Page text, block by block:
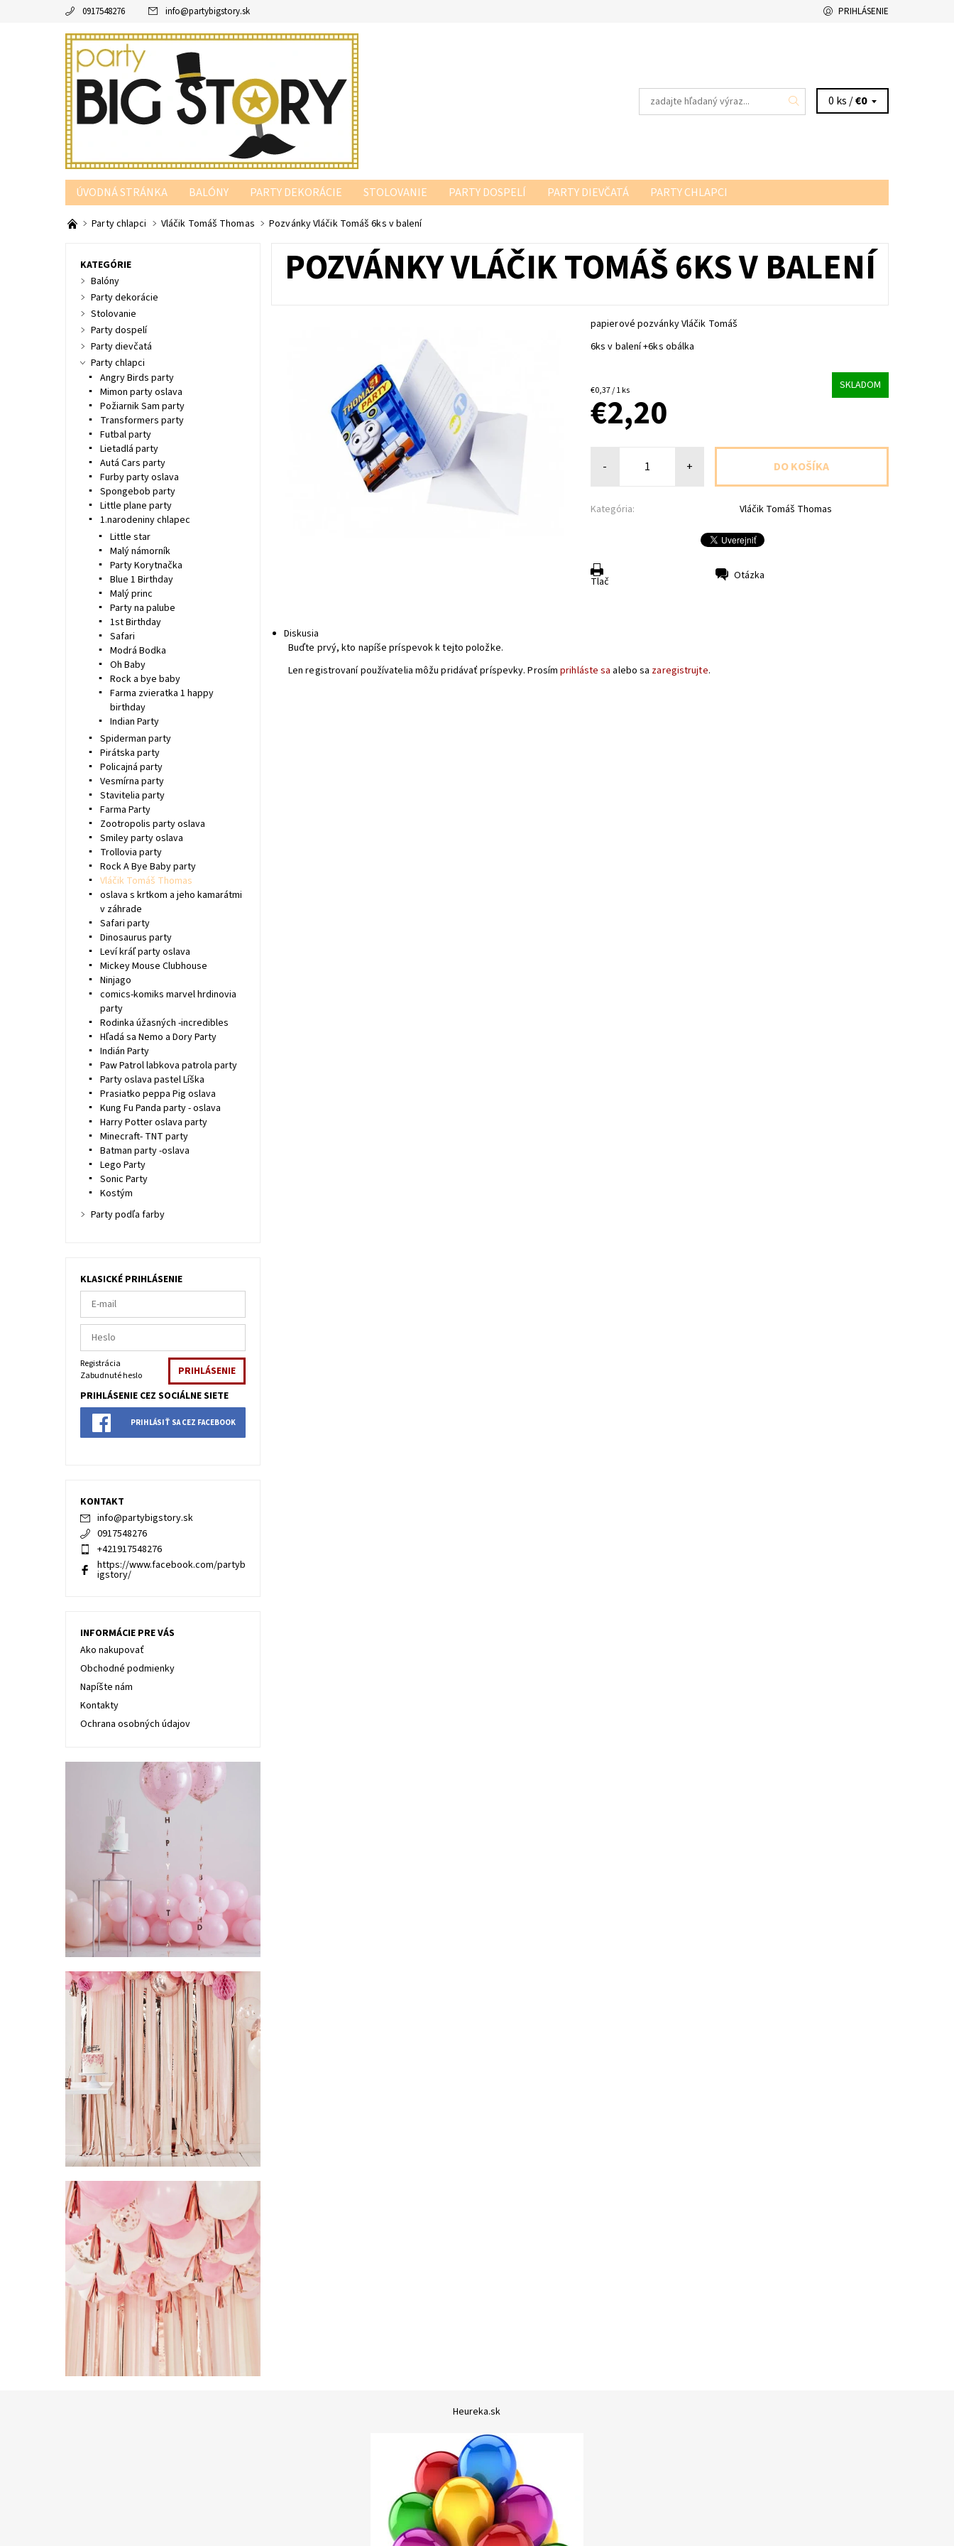
0917548276 info@partybigstory.sk PRIHLÁSENIE
0 ks /€0
ÚVODNÁ STRÁNKA BALÓNY PARTY DEKORÁCIE STOLOVANIE PARTY DOSPELÍ PARTY DIEVČATÁ
PARTY CHLAPCI
PARTY PODĽA FARBY
Party chlapci Vláčik Tomáš Thomas Pozvánky Vláčik Tomáš 6ks v balení
POZVÁNKY VLÁČIK TOMÁŠ 6KS V BALENÍ
papierové pozvánky Vláčik Tomáš
6ks v balení +6ks obálka
€0,37 / 1 ks SKLADOM
€2,20
- +
Kategória: Vláčik Tomáš Thomas
Tlač Otázka
Diskusia
Buďte prvý, kto napíše príspevok k tejto položke.
Len registrovaní používatelia môžu pridávať príspevky. Prosímprihláste sa alebo sa zaregistrujte.
KATEGÓRIE
Balóny
Party dekorácie
Stolovanie
Party dospelí
Party dievčatá
Party chlapci
Angry Birds party
Mimon party oslava
Požiarnik Sam party
Transformers party
Futbal party
Lietadlá party
Autá Cars party
Furby party oslava
Spongebob party
Little plane party
1.narodeniny chlapec
Little star
Malý námorník
Party Korytnačka
Blue 1 Birthday
Malý princ
Party na palube
1st Birthday
Safari
Modrá Bodka
Oh Baby
Rock a bye baby
Farma zvieratka 1 happy
birthday
Indian Party
Spiderman party
Pirátska party
Policajná party
Vesmírna party
Stavitelia party
Farma Party
Zootropolis party oslava
Smiley party oslava
Trollovia party
Rock A Bye Baby party
Vláčik Tomáš Thomas
oslava s krtkom a jeho kamarátmi
v záhrade
Safari party
Dinosaurus party
Leví kráľ party oslava
Mickey Mouse Clubhouse
Ninjago
comics-komiks marvel hrdinovia
party
Rodinka úžasných -incredibles
Hľadá sa Nemo a Dory Party
Indián Party
Paw Patrol labkova patrola party
Party oslava pastel Líška
Prasiatko peppa Pig oslava
Kung Fu Panda party - oslava
Harry Potter oslava party
Minecraft- TNT party
Batman party -oslava
Lego Party
Sonic Party
Kostým
Party podľa farby
KLASICKÉ PRIHLÁSENIE
Registrácia
Zabudnuté heslo
PRIHLÁSENIE CEZ SOCIÁLNE SIETE
PRIHLÁSIŤ SA CEZ FACEBOOK
KONTAKT
info@partybigstory.sk
0917548276
+421917548276
https://www.facebook.com/partyb
igstory/
INFORMÁCIE PRE VÁS
Ako nakupovať
Obchodné podmienky
Napíšte nám
Kontakty
Ochrana osobných údajov
Heureka.sk